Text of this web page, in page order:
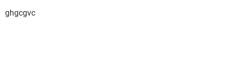
ghgcgvc